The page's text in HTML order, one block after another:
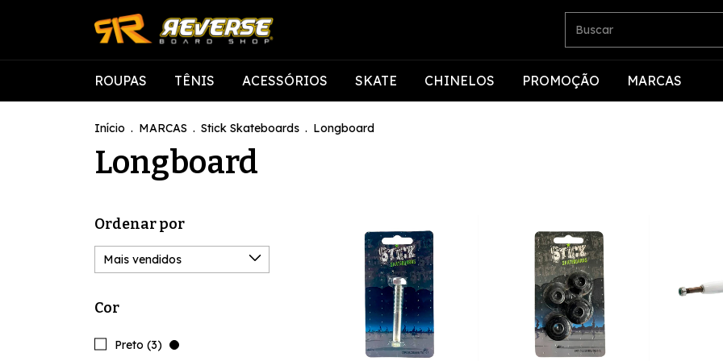
ROUPAS TÊNIS ACESSÓRIOS SKATE CHINELOS PROMOÇÃO MARCAS
Início . MARCAS . Stick Skateboards . Longboard
Longboard
Ordenar por
Cor
Preto (3)